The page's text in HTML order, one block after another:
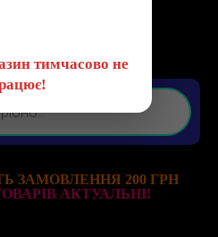
ЗАМОВЛЕННЯ 200 ГРН
АКТУАЛЬНІ!
тимчасово не